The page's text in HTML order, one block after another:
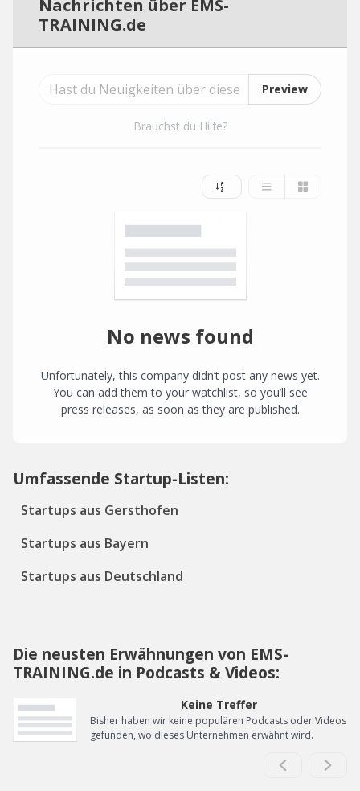
Nachrichten über EMS-
TRAINING.de
Preview
Brauchst du Hilfe?
No news found
Unfortunately, this company didn’t post any news yet.
You can add them to your watchlist, so you’ll see
press releases, as soon as they are published.
Umfassende Startup-Listen:
Startups aus Gersthofen
Startups aus Bayern
Startups aus Deutschland
Die neusten Erwähnungen von EMS-
TRAINING.de in Podcasts & Videos:
Keine Treffer
Bisher haben wir keine populären Podcasts oder Videos
gefunden, wo dieses Unternehmen erwähnt wird.